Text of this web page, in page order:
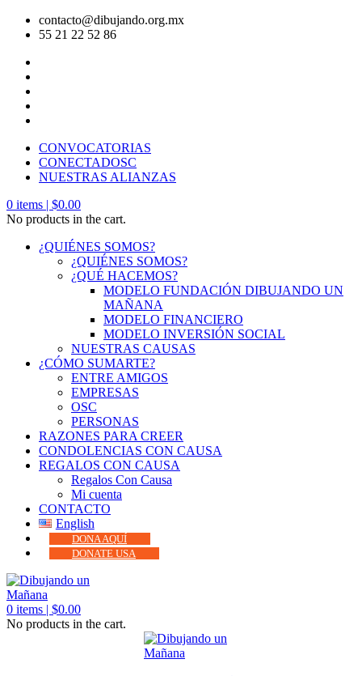
contacto@dibujando.org.mx
55 21 22 52 86
CONVOCATORIAS
CONECTADOSC
NUESTRAS ALIANZAS
0 items | $0.00
No products in the cart.
¿QUIÉNES SOMOS?
¿QUIÉNES SOMOS?
¿QUÉ HACEMOS?
MODELO FUNDACIÓN DIBUJANDO UN
MAÑANA
MODELO FINANCIERO
MODELO INVERSIÓN SOCIAL
NUESTRAS CAUSAS
¿CÓMO SUMARTE?
ENTRE AMIGOS
EMPRESAS
OSC
PERSONAS
RAZONES PARA CREER
CONDOLENCIAS CON CAUSA
REGALOS CON CAUSA
Regalos Con Causa
Mi cuenta
CONTACTO
English
DONA AQUÍ
DONATE USA
0 items | $0.00
No products in the cart.